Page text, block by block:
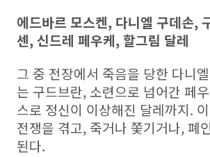
에드바르 모스켄, 다니엘 구데손,
센, 신드레 페우케, 할그림 달레
그 중 전장에서 죽음을 당한 다니
는 구드브란, 소련으로 넘어간 페
스로 정신이 이상해진 달레까지.
전쟁을 겪고, 죽거나 쫓기거나, 폐
된다.